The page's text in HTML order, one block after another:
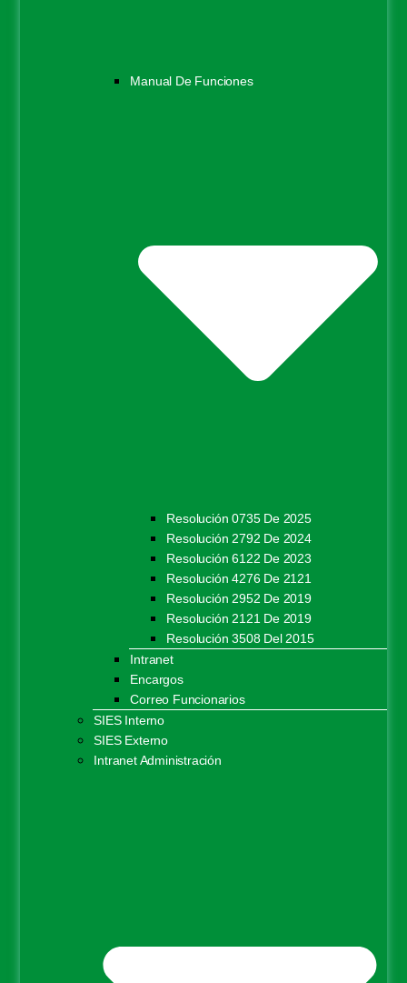
Manual De Funciones
Resolución 0735 De 2025
Resolución 2792 De 2024
Resolución 6122 De 2023
Resolución 4276 De 2121
Resolución 2952 De 2019
Resolución 2121 De 2019
Resolución 3508 Del 2015
Intranet
Encargos
Correo Funcionarios
SIES Interno
SIES Externo
Intranet Administración